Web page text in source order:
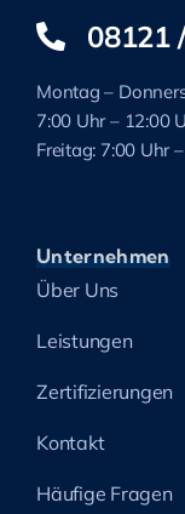
08121
Montag –
7:00 Uhr – 12:00
Freitag: 7:00 Uhr
Unternehmen
Über Uns
Leistungen
Zertifizierungen
Kontakt
Häufige Fragen